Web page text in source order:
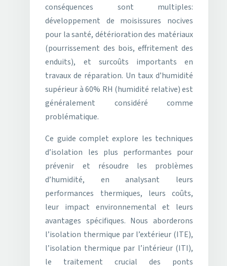
conséquences sont multiples:
développement de moisissures nocives
pour la santé, détérioration des matériaux
(pourrissement des bois, effritement des
enduits), et surcoûts importants en
travaux de réparation. Un taux d’humidité
supérieur à 60% RH (humidité relative) est
généralement considéré comme
problématique.
Ce guide complet explore les techniques
d’isolation les plus performantes pour
prévenir et résoudre les problèmes
d’humidité, en analysant leurs
performances thermiques, leurs coûts,
leur impact environnemental et leurs
avantages spécifiques. Nous aborderons
l’isolation thermique par l’extérieur (ITE),
l’isolation thermique par l’intérieur (ITI),
le traitement crucial des ponts